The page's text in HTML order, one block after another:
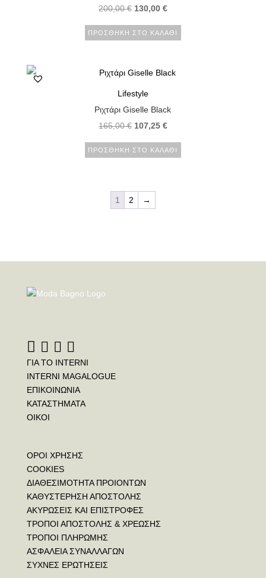
200,00€ 130,00 €
ΠΡΟΣΘΉΚΗ ΣΤΟ ΚΑΛΆΘΙ
Lifestyle
Ριχτάρι Giselle Black
165,00€ 107,25 €
ΠΡΟΣΘΉΚΗ ΣΤΟ ΚΑΛΆΘΙ
1 2 →
ΓΙΑ ΤΟ INTERNI
INTERNI MAGALOGUE
ΕΠΙΚΟΙΝΩΝΙΑ
ΚΑΤΑΣΤΗΜΑΤΑ
ΟΙΚΟΙ
ΟΡΟΙ ΧΡΗΣΗΣ
COOKIES
ΔΙΑΘΕΣΙΜΟΤΗΤΑ ΠΡΟΙΟΝΤΩΝ
ΚΑΘΥΣΤΕΡΗΣΗ ΑΠΟΣΤΟΛΗΣ
ΑΚΥΡΩΣΕΙΣ ΚΑΙ ΕΠΙΣΤΡΟΦΕΣ
ΤΡΟΠΟΙ ΑΠΟΣΤΟΛΗΣ & ΧΡΕΩΣΗΣ
ΤΡΟΠΟΙ ΠΛΗΡΩΜΗΣ
ΑΣΦΑΛΕΙΑ ΣΥΝΑΛΛΑΓΩΝ
ΣΥΧΝΕΣ ΕΡΩΤΗΣΕΙΣ